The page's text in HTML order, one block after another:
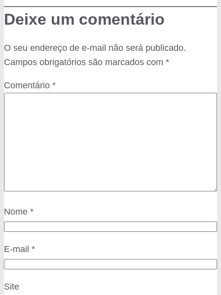
Deixe um comentário
O seu endereço de e-mail não será publicado.
Campos obrigatórios são marcados com *
Comentário *
Nome *
E-mail *
Site